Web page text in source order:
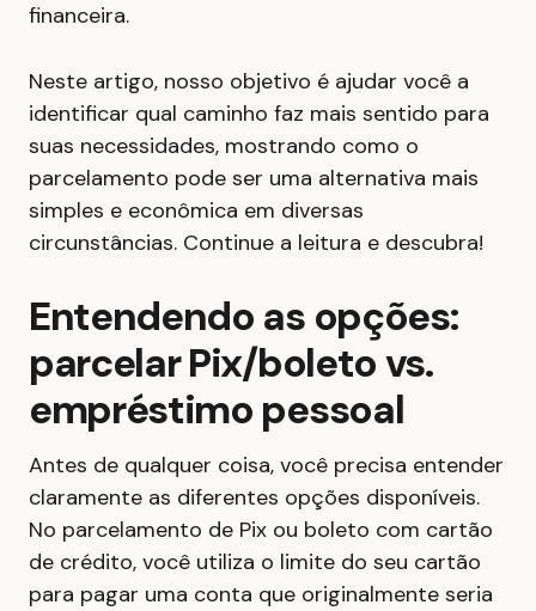
financeira.
Neste artigo, nosso objetivo é ajudar você a
identificar qual caminho faz mais sentido para
suas necessidades, mostrando como o
parcelamento pode ser uma alternativa mais
simples e econômica em diversas
circunstâncias. Continue a leitura e descubra!
Entendendo as opções:
parcelar Pix/boleto vs.
empréstimo pessoal
Antes de qualquer coisa, você precisa entender
claramente as diferentes opções disponíveis.
No parcelamento de Pix ou boleto com cartão
de crédito, você utiliza o limite do seu cartão
para pagar uma conta que originalmente seria